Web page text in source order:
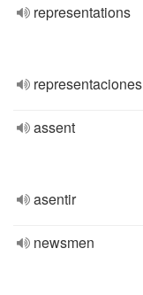
representations
representaciones
assent
asentir
newsmen